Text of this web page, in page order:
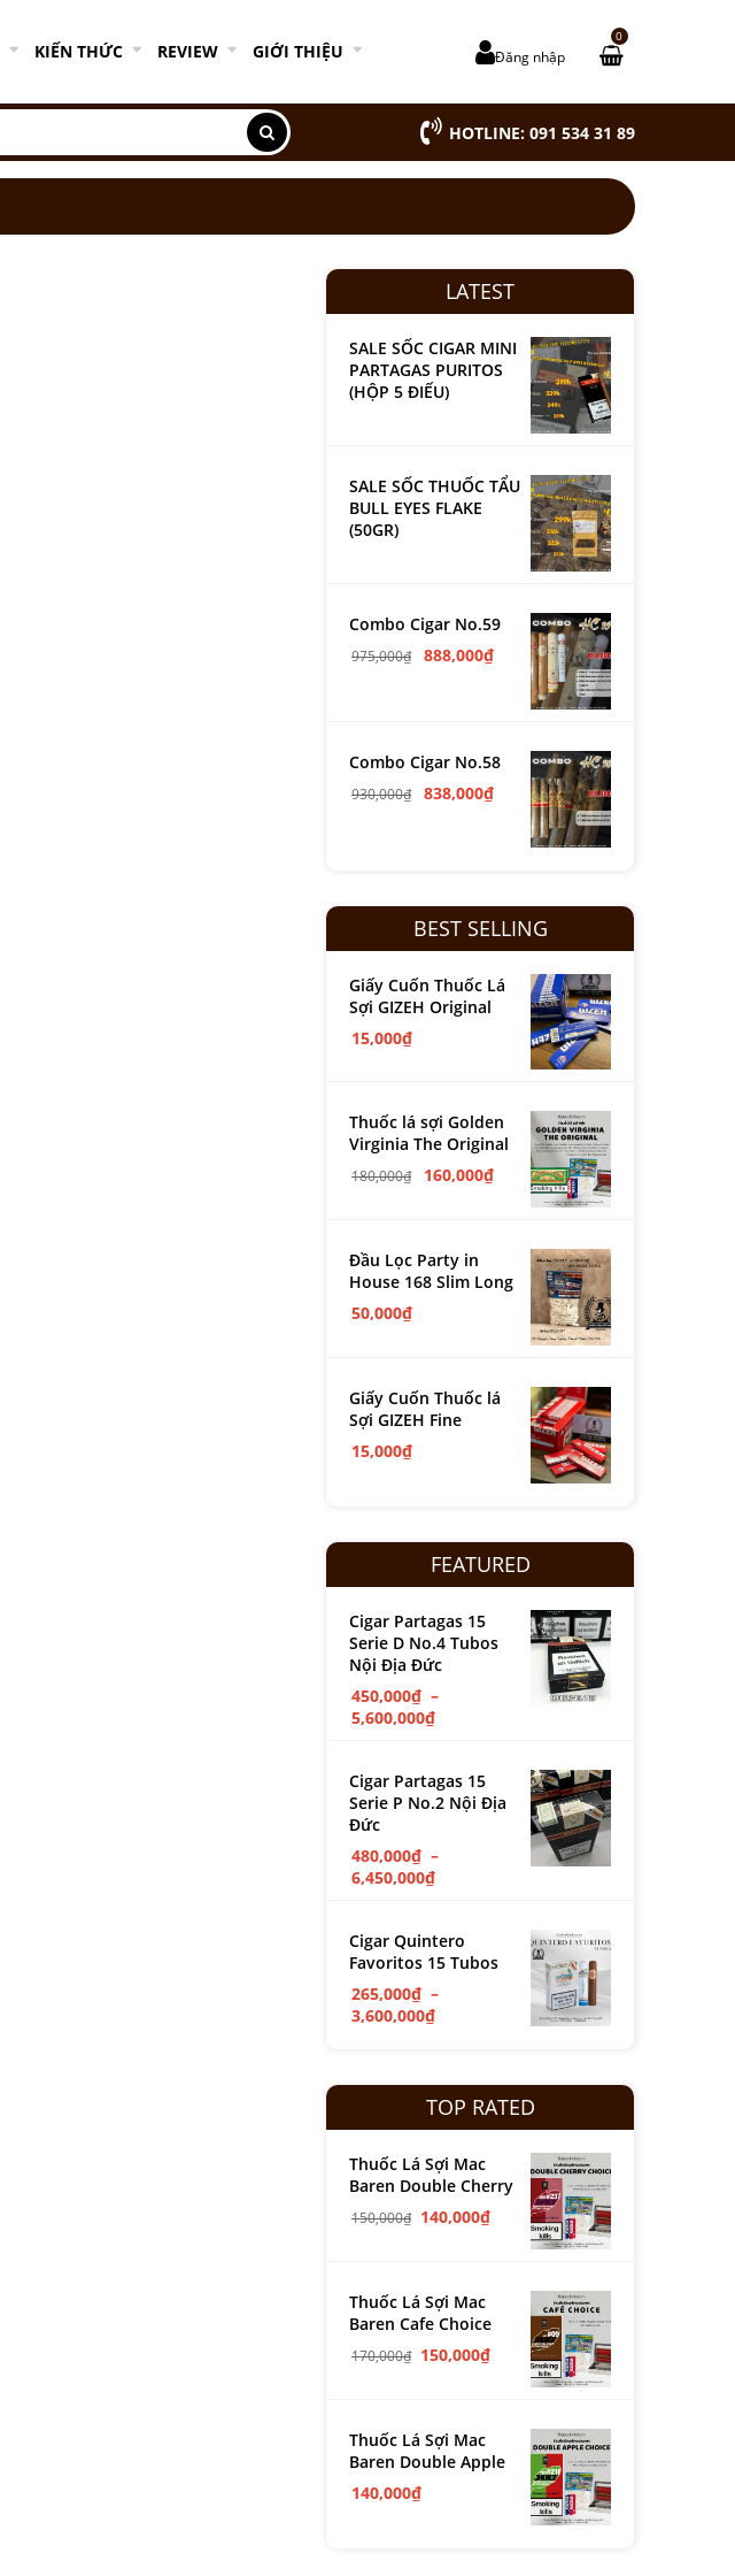
KIẾN THỨC REVIEW GIỚI THIỆU Đăng nhập
0
HOTLINE: 091 534 31 89
LATEST
SALE SỐC CIGAR MINI
PARTAGAS PURITOS
(HỘP 5 ĐIẾU)
SALE SỐC THUỐC TẨU
BULL EYES FLAKE
(50GR)
Combo Cigar No.59
975,000₫ 888,000₫
Combo Cigar No.58
930,000₫ 838,000₫
BEST SELLING
Giấy Cuốn Thuốc Lá
Sợi GIZEH Original
15,000₫
Thuốc lá sợi Golden
Virginia The Original
180,000₫ 160,000₫
Đầu Lọc Party in
House 168 Slim Long
50,000₫
Giấy Cuốn Thuốc lá
Sợi GIZEH Fine
15,000₫
FEATURED
Cigar Partagas 15
Serie D No.4 Tubos
Nội Địa Đức
450,000₫ –
5,600,000₫
Cigar Partagas 15
Serie P No.2 Nội Địa
Đức
480,000₫ –
6,450,000₫
Cigar Quintero
Favoritos 15 Tubos
265,000₫ –
3,600,000₫
TOP RATED
Thuốc Lá Sợi Mac
Baren Double Cherry
150,000₫ 140,000₫
Thuốc Lá Sợi Mac
Baren Cafe Choice
170,000₫ 150,000₫
Thuốc Lá Sợi Mac
Baren Double Apple
140,000₫